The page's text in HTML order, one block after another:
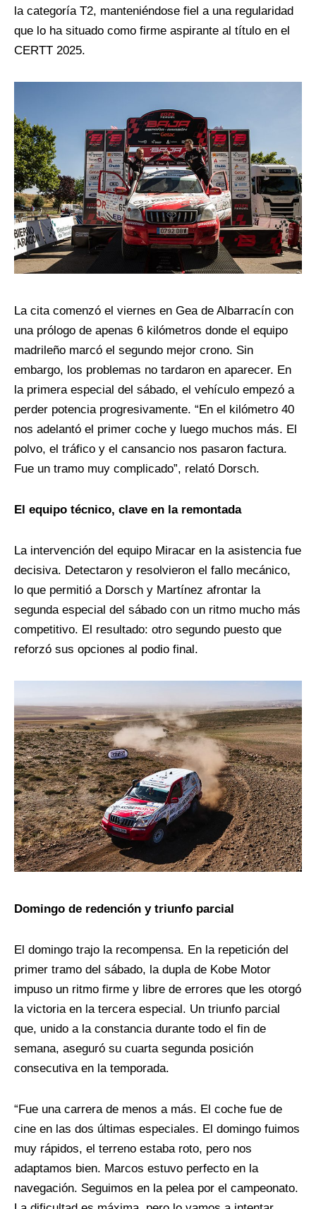
la categoría T2, manteniéndose fiel a una regularidad
que lo ha situado como firme aspirante al título en el
CERTT 2025.
La cita comenzó el viernes en Gea de Albarracín con
una prólogo de apenas 6 kilómetros donde el equipo
madrileño marcó el segundo mejor crono. Sin
embargo, los problemas no tardaron en aparecer. En
la primera especial del sábado, el vehículo empezó a
perder potencia progresivamente. “En el kilómetro 40
nos adelantó el primer coche y luego muchos más. El
polvo, el tráfico y el cansancio nos pasaron factura.
Fue un tramo muy complicado”, relató Dorsch.
El equipo técnico, clave en la remontada
La intervención del equipo Miracar en la asistencia fue
decisiva. Detectaron y resolvieron el fallo mecánico,
lo que permitió a Dorsch y Martínez afrontar la
segunda especial del sábado con un ritmo mucho más
competitivo. El resultado: otro segundo puesto que
reforzó sus opciones al podio final.
Domingo de redención y triunfo parcial
El domingo trajo la recompensa. En la repetición del
primer tramo del sábado, la dupla de Kobe Motor
impuso un ritmo firme y libre de errores que les otorgó
la victoria en la tercera especial. Un triunfo parcial
que, unido a la constancia durante todo el fin de
semana, aseguró su cuarta segunda posición
consecutiva en la temporada.
“Fue una carrera de menos a más. El coche fue de
cine en las dos últimas especiales. El domingo fuimos
muy rápidos, el terreno estaba roto, pero nos
adaptamos bien. Marcos estuvo perfecto en la
navegación. Seguimos en la pelea por el campeonato.